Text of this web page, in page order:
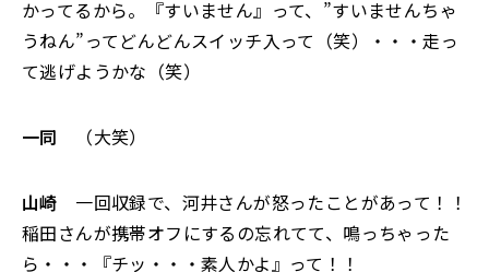
かってるから。『すいません』って、”すいませんちゃ
うねん”ってどんどんスイッチ入って（笑）・・・走っ
て逃げようかな（笑）
一同 （大笑）
山崎 一回収録で、河井さんが怒ったことがあって！！
稲田さんが携帯オフにするの忘れてて、鳴っちゃった
ら・・・『チッ・・・素人かよ』って！！